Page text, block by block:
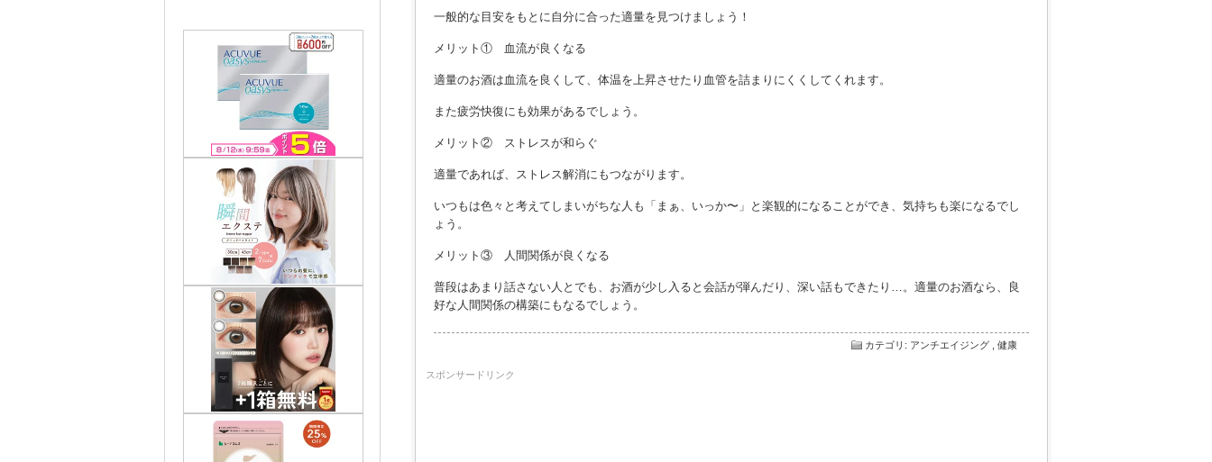
一般的な目安をもとに自分に合った適量を見つけましょう！
メリット① 血流が良くなる
適量のお酒は血流を良くして、体温を上昇させたり血管を詰まりにくくしてくれます。
また疲労快復にも効果があるでしょう。
メリット② ストレスが和らぐ
適量であれば、ストレス解消にもつながります。
いつもは色々と考えてしまいがちな人も「まぁ、いっか〜」と楽観的になることができ、気持ちも楽になるでし
ょう。
メリット③ 人間関係が良くなる
普段はあまり話さない人とでも、お酒が少し入ると会話が弾んだり、深い話もできたり…。適量のお酒なら、良
好な人間関係の構築にもなるでしょう。
カテゴリ : アンチエイジング 健康
スポンサードリンク